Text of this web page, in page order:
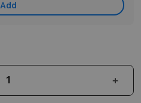
Add